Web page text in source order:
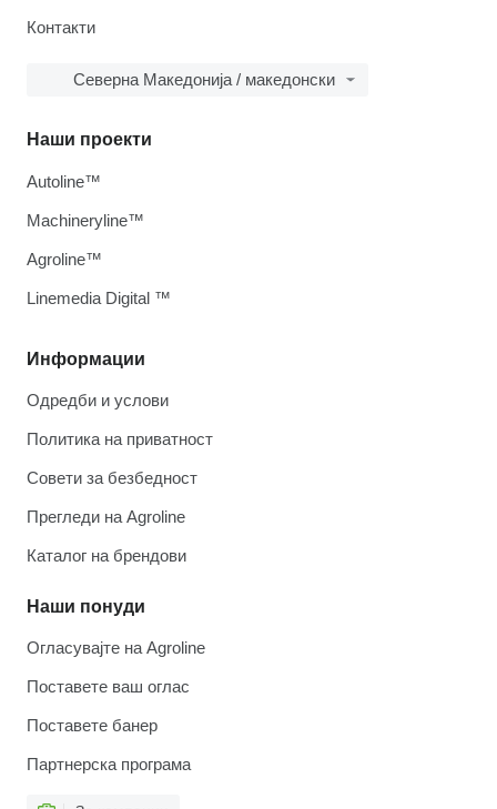
Контакти
Северна Македонија / македонски
Информации
Одредби и услови
Политика на приватност
Совети за безбедност
Прегледи на Agroline
Каталог на брендови
Наши понуди
Огласувајте на Agroline
Поставете ваш оглас
Поставете банер
Партнерска програма
Наши проекти
Autoline™
Machineryline™
Agroline™
Linemedia Digital ™